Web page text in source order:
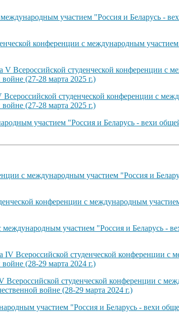
участием "Россия и Беларусь -
конференции с международным
V Всероссийской студенческой конференции
(27-28 марта 2025 г.)
Всероссийской студенческой конференции с
(27-28 марта 2025 г.)
участием "Россия и Беларусь - вехи
с международным участием "Россия и
конференции с международным
участием "Россия и Беларусь -
IV Всероссийской студенческой конференции
(28-29 марта 2024 г.)
Всероссийской студенческой конференции с
войне (28-29 марта 2024 г.)
участием "Россия и Беларусь - вехи